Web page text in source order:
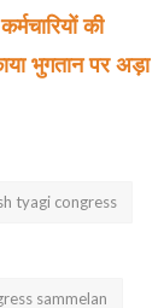
की
भुगतान पर अड़ा
tyagi congress
sammelan